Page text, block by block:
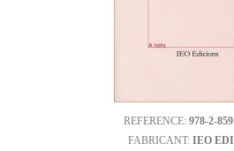
REFERENCE: 978-2-
FABRICANT: IEO